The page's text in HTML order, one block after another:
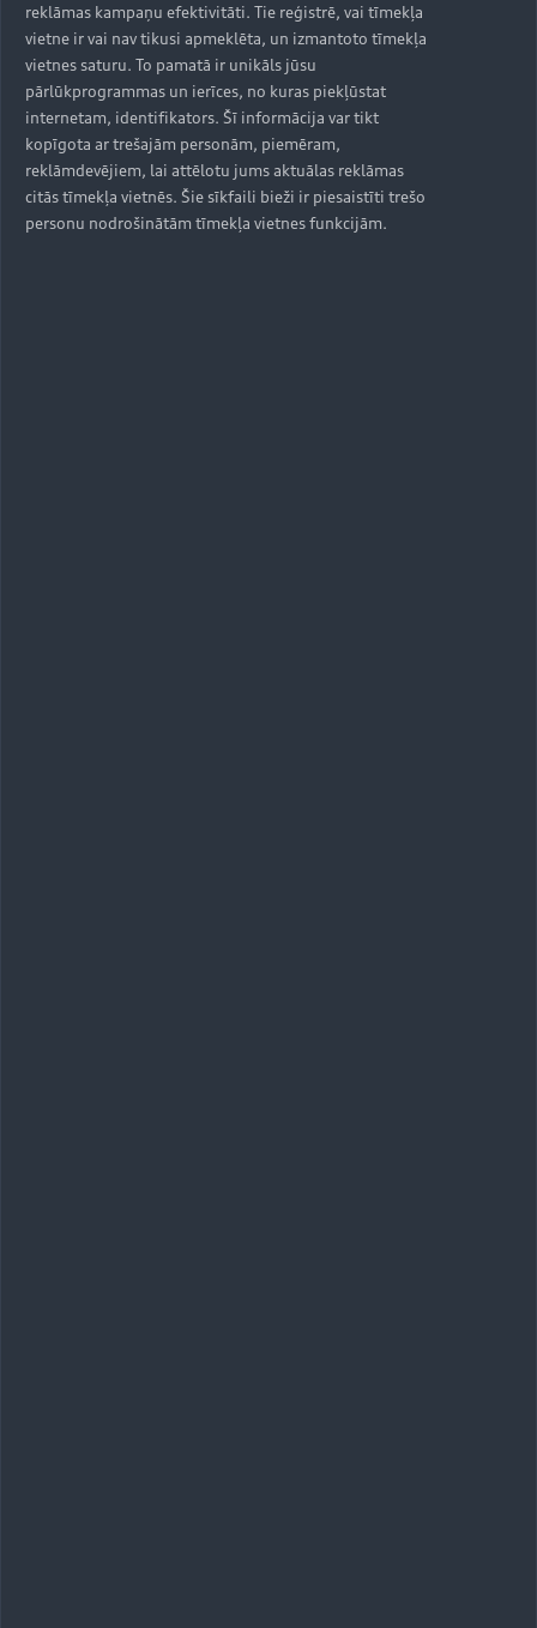
reklāmas kampaņu efektivitāti. Tie reģistrē, vai tīmekļa
vietne ir vai nav tikusi apmeklēta, un izmantoto tīmekļa
vietnes saturu. To pamatā ir unikāls jūsu
pārlūkprogrammas un ierīces, no kuras piekļūstat
internetam, identifikators. Šī informācija var tikt
kopīgota ar trešajām personām, piemēram,
reklāmdevējiem, lai attēlotu jums aktuālas reklāmas
citās tīmekļa vietnēs. Šie sīkfaili bieži ir piesaistīti trešo
personu nodrošinātām tīmekļa vietnes funkcijām.